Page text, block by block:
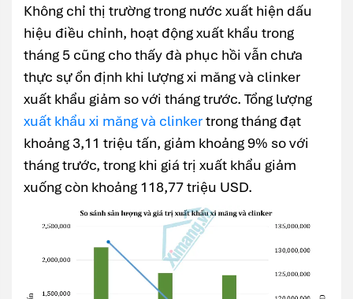
Không chỉ thị trường trong nước xuất hiện dấu
hiệu điều chỉnh, hoạt động xuất khẩu trong
tháng 5 cũng cho thấy đà phục hồi vẫn chưa
thực sự ổn định khi lượng xi măng và clinker
xuất khẩu giảm so với tháng trước. Tổng lượng
xuất khẩu xi măng và clinkertrong tháng đạt
khoảng 3,11 triệu tấn, giảm khoảng 9% so với
tháng trước, trong khi giá trị xuất khẩu giảm
xuống còn khoảng 118,77 triệu USD.